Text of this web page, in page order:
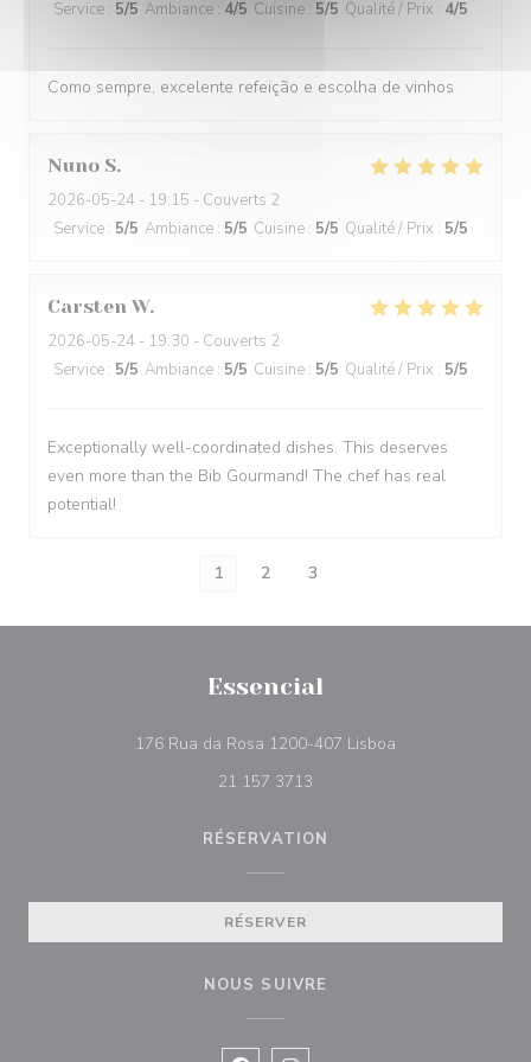
Service : 5/5 Ambiance : 4/5 Cuisine : 5/5 Qualité / Prix : 4/5
Como sempre, excelente refeição e escolha de vinhos
Nuno S
2026-05-24 - 19:15 - Couverts 2
Service : 5/5 Ambiance : 5/5 Cuisine : 5/5 Qualité / Prix : 5/5
Carsten W
2026-05-24 - 19:30 - Couverts 2
Service : 5/5 Ambiance : 5/5 Cuisine : 5/5 Qualité / Prix : 5/5
Exceptionally well-coordinated dishes. This deserves
even more than the Bib Gourmand! The chef has real
potential!
1 2 3
Essencial
176 Rua da Rosa 1200-407 Lisboa
21 157 3713
RÉSERVATION
RÉSERVER
NOUS SUIVRE